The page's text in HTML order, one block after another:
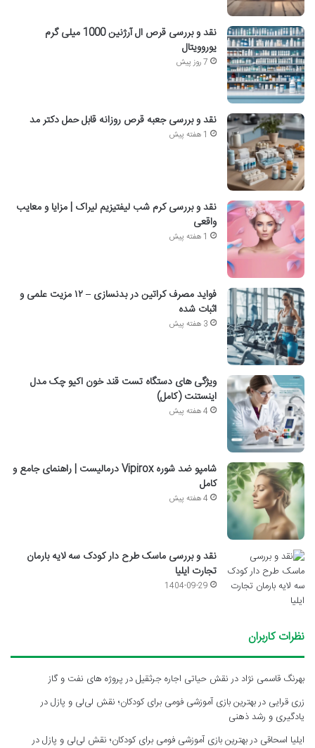
نقد و بررسی قرص ال آرژنین 1000 میلی گرم
یوروویتال
7 روز پیش
نقد و بررسی جعبه قرص روزانه قابل حمل دکتر مد
1 هفته پیش
نقد و بررسی کرم شب لیفتیزیم لیراک | مزایا و معایب
واقعی
1 هفته پیش
فواید مصرف کراتین در بدنسازی – ۱۲ مزیت علمی و
اثبات شده
3 هفته پیش
ویژگی های دستگاه تست قند خون اکیو چک مدل
اینستنت (کامل)
4 هفته پیش
شامپو ضد شوره Vipirox درمالیست | راهنمای جامع و
کامل
4 هفته پیش
نقد و بررسی ماسک طرح دار کودک سه لایه بارمان
تجارت ایلیا
1404-09-29
نظرات کاربران
بهرنگ قاسمی نژاد درنقش حیاتی اجاره جرثقیل در پروژه های نفت و گاز
زری قرایی دربهترین بازی آموزشی فومی برای کودکان؛ نقش لی‌لی و پازل در
یادگیری و رشد ذهنی
ایلیا اسحاقی دربهترین بازی آموزشی فومی برای کودکان؛ نقش لی‌لی و پازل در